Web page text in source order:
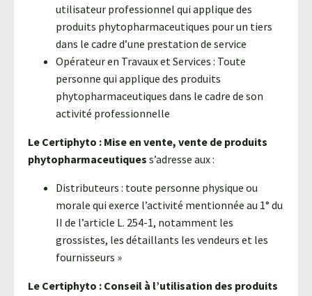
utilisateur professionnel qui applique des
produits phytopharmaceutiques pour un tiers
dans le cadre d’une prestation de service
Opérateur en Travaux et Services : Toute
personne qui applique des produits
phytopharmaceutiques dans le cadre de son
activité professionnelle
Le Certiphyto : Mise en vente, vente de produits
phytopharmaceutiques s’adresse aux :
Distributeurs : toute personne physique ou
morale qui exerce l’activité mentionnée au 1° du
II de l’article L. 254-1, notamment les
grossistes, les détaillants les vendeurs et les
fournisseurs »
Le Certiphyto : Conseil à l’utilisation des produits